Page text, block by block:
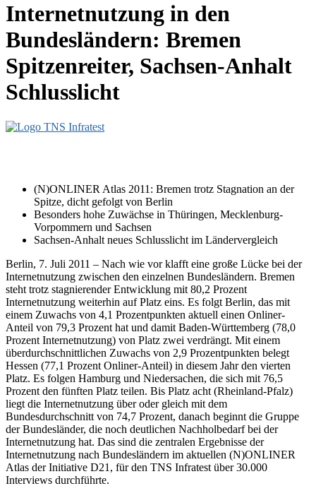
Internetnutzung in den
Bundesländern: Bremen
Spitzenreiter, Sachsen-Anhalt
Schlusslicht
(N)ONLINER Atlas 2011: Bremen trotz Stagnation an der
Spitze, dicht gefolgt von Berlin
Besonders hohe Zuwächse in Thüringen, Mecklenburg-
Vorpommern und Sachsen
Sachsen-Anhalt neues Schlusslicht im Ländervergleich
Berlin, 7. Juli 2011 – Nach wie vor klafft eine große Lücke bei der
Internetnutzung zwischen den einzelnen Bundesländern. Bremen
steht trotz stagnierender Entwicklung mit 80,2 Prozent
Internetnutzung weiterhin auf Platz eins. Es folgt Berlin, das mit
einem Zuwachs von 4,1 Prozentpunkten aktuell einen Onliner-
Anteil von 79,3 Prozent hat und damit Baden-Württemberg (78,0
Prozent Internetnutzung) von Platz zwei verdrängt. Mit einem
überdurchschnittlichen Zuwachs von 2,9 Prozentpunkten belegt
Hessen (77,1 Prozent Onliner-Anteil) in diesem Jahr den vierten
Platz. Es folgen Hamburg und Niedersachen, die sich mit 76,5
Prozent den fünften Platz teilen. Bis Platz acht (Rheinland-Pfalz)
liegt die Internetnutzung über oder gleich mit dem
Bundesdurchschnitt von 74,7 Prozent, danach beginnt die Gruppe
der Bundesländer, die noch deutlichen Nachholbedarf bei der
Internetnutzung hat. Das sind die zentralen Ergebnisse der
Internetnutzung nach Bundesländern im aktuellen (N)ONLINER
Atlas der Initiative D21, für den TNS Infratest über 30.000
Interviews durchführte.